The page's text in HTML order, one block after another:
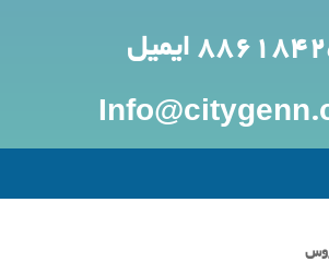
ایمیل